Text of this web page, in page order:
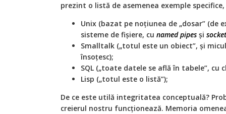
prezint o listă de asemenea exemple
Unix (bazat pe noțiunea de „dosar” (de
sisteme de fișiere, cu named pipes și
Smalltalk („totul este un obiect”, și
însoțesc);
SQL („toate datele se află în tabele”, cu
Lisp („totul este o listă”);
De ce este utilă integritatea conceptuală?
creierul nostru funcționează. Memoria